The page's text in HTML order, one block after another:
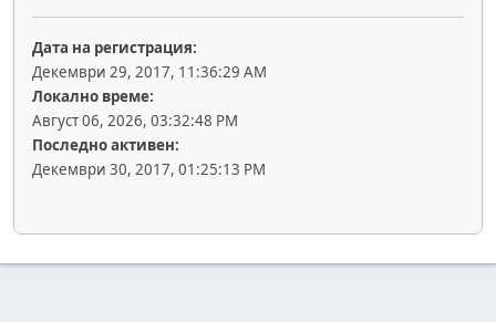
Дата на регистрация:
Декември 29, 2017, 11:36:29 AM
Локално време:
Август 06, 2026, 03:32:48 PM
Последно активен:
Декември 30, 2017, 01:25:13 PM